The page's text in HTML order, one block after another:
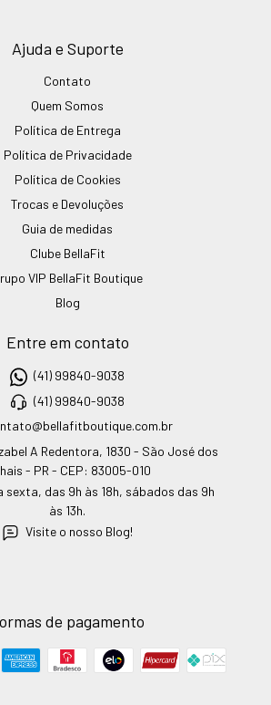
Ajuda e Suporte
Contato
Quem Somos
Política de Entrega
Política de Privacidade
Política de Cookies
Trocas e Devoluções
Guia de medidas
Clube BellaFit
VIP BellaFit Boutique
Blog
Entre em contato
(41) 99840-9038
(41) 99840-9038
A Redentora, 1830 - São José dos
- PR - CEP: 83005-010
sexta, das 9h às 18h, sábados das 9h
às 13h.
Visite o nosso Blog!
de pagamento